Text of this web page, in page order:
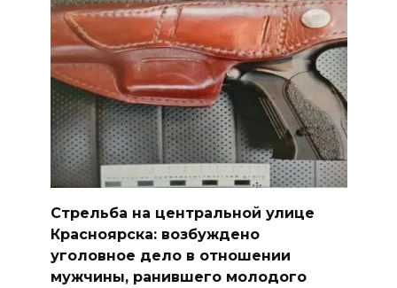
Стрельба на центральной улице
Красноярска: возбуждено
уголовное дело в отношении
мужчины, ранившего молодого